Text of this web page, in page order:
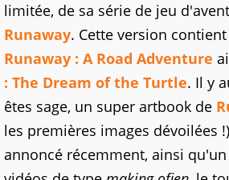
limitée, de sa série de jeu
Runaway. Cette version
Runaway : A Road Adventure
: The Dream of the Turtle. Il y
êtes sage, un super artbook de
les premières images dévoilées
annoncé récemment, ainsi